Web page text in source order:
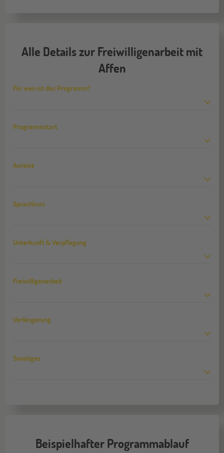
Alle Details zur Freiwilligenarbeit mit
Affen
Für wen ist das Programm?
Programmstart
Anreise
Sprachkurs
Unterkunft & Verpflegung
Freiwilligenarbeit
Verlängerung
Sonstiges
Beispielhafter Programmablauf